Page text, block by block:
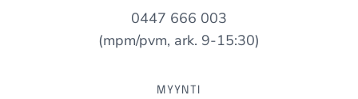
0447 666 003
(mpm/pvm, ark. 9-15:30)
MYYNTI